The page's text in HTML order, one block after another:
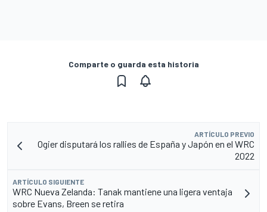
Comparte o guarda esta historia
ARTÍCULO PREVIO
Ogier disputará los rallies de España y Japón en el WRC
2022
ARTÍCULO SIGUIENTE
WRC Nueva Zelanda: Tanak mantiene una ligera ventaja
sobre Evans, Breen se retira